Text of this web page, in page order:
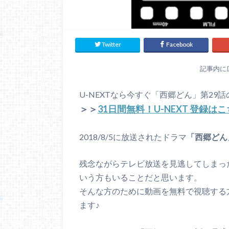
Twitter Facebook
記事内に
U-NEXTなら今すぐ「西郷どん」第29
＞＞ 31日間無料！U-NEXT 登録はこ
2018/8/5に放送されたドラマ 「西郷ど
残念ながらテレビ放送を見逃してしま
いう方もいることだと思います。
そんな方のために動画を無料で視聴す
ます♪